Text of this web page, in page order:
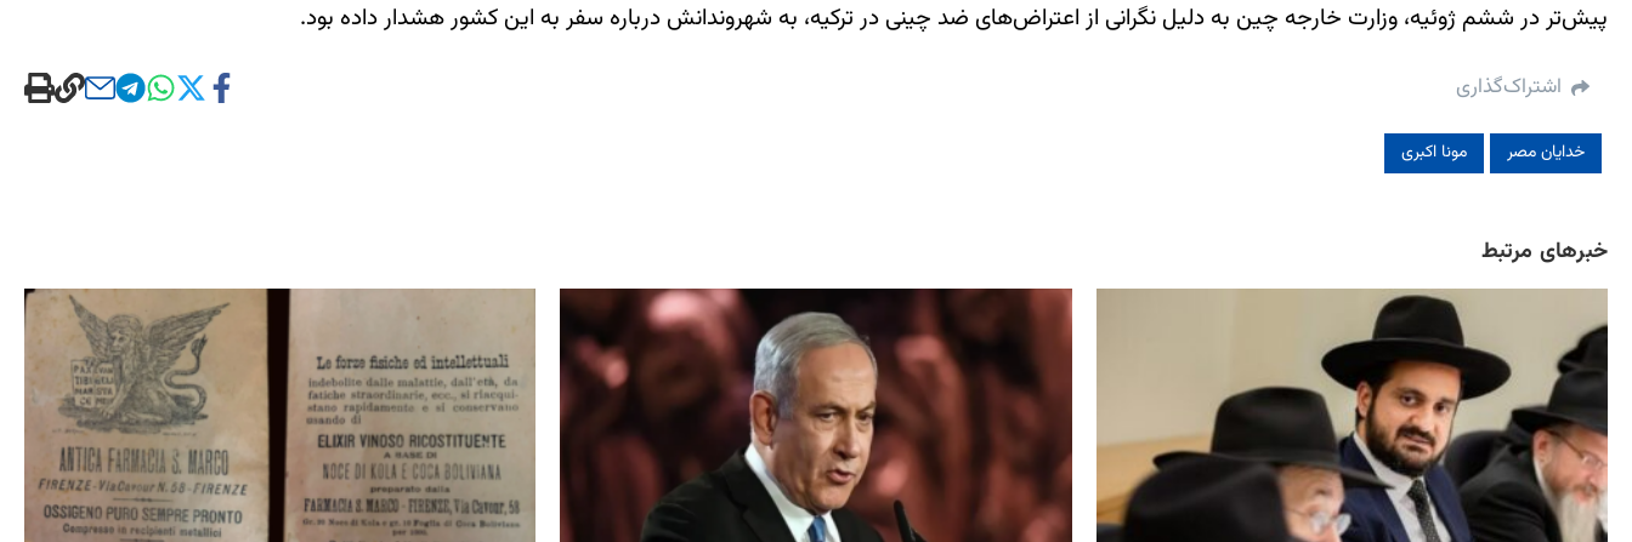
پیش‌تر در ششم ژوئیه، وزارت خارجه چین به دلیل نگرانی از اعتراض‌های ضد چینی در ترکیه، به شهروندانش درباره سفر به این کشور هشدار داده بود.
اشتراک‌گذاری
خدایان مصر مونا اکبری
خبرهای مرتبط